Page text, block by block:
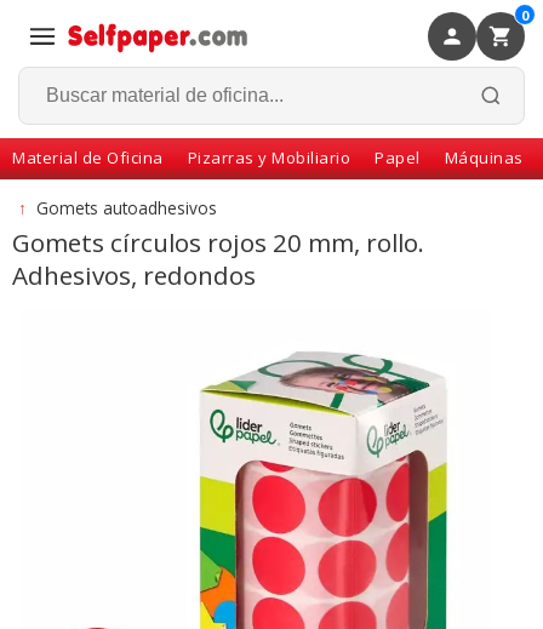
0
Material de Oficina Pizarras y Mobiliario Papel Máquinas
Volver
↑ Gomets autoadhesivos
Gomets círculos rojos 20 mm, rollo.
Adhesivos, redondos